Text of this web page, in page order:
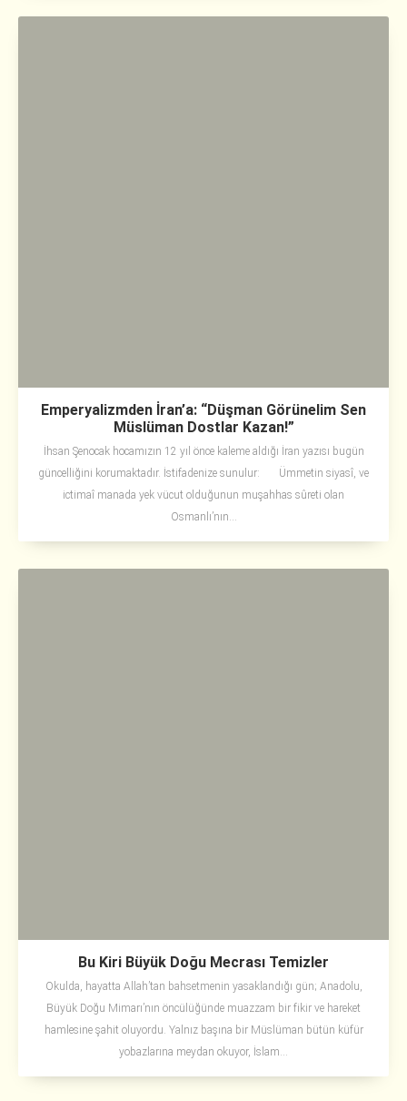
Emperyalizmden İran’a: “Düşman Görünelim Sen
Müslüman Dostlar Kazan!”
İhsan Şenocak hocamızın 12 yıl önce kaleme aldığı İran yazısı bugün
güncelliğini korumaktadır. İstifadenize sunulur: Ümmetin siyasî, ve
ictimaî manada yek vücut olduğunun muşahhas sûreti olan
Osmanlı’nın...
Bu Kiri Büyük Doğu Mecrası Temizler
Okulda, hayatta Allah’tan bahsetmenin yasaklandığı gün; Anadolu,
Büyük Doğu Mimarı’nın öncülüğünde muazzam bir fikir ve hareket
hamlesine şahit oluyordu. Yalnız başına bir Müslüman bütün küfür
yobazlarına meydan okuyor, İslam...